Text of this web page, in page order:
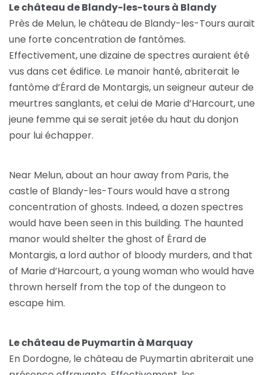
Le château de Blandy-les-tours à Blandy
Près de Melun, le château de Blandy-les-Tours aurait
une forte concentration de fantômes.
Effectivement, une dizaine de spectres auraient été
vus dans cet édifice. Le manoir hanté, abriterait le
fantôme d’Érard de Montargis, un seigneur auteur de
meurtres sanglants, et celui de Marie d’Harcourt, une
jeune femme qui se serait jetée du haut du donjon
pour lui échapper.
Near Melun, about an hour away from Paris, the
castle of Blandy-les-Tours would have a strong
concentration of ghosts. Indeed, a dozen spectres
would have been seen in this building. The haunted
manor would shelter the ghost of Érard de
Montargis, a lord author of bloody murders, and that
of Marie d’Harcourt, a young woman who would have
thrown herself from the top of the dungeon to
escape him.
Le château de Puymartin à Marquay
En Dordogne, le château de Puymartin abriterait une